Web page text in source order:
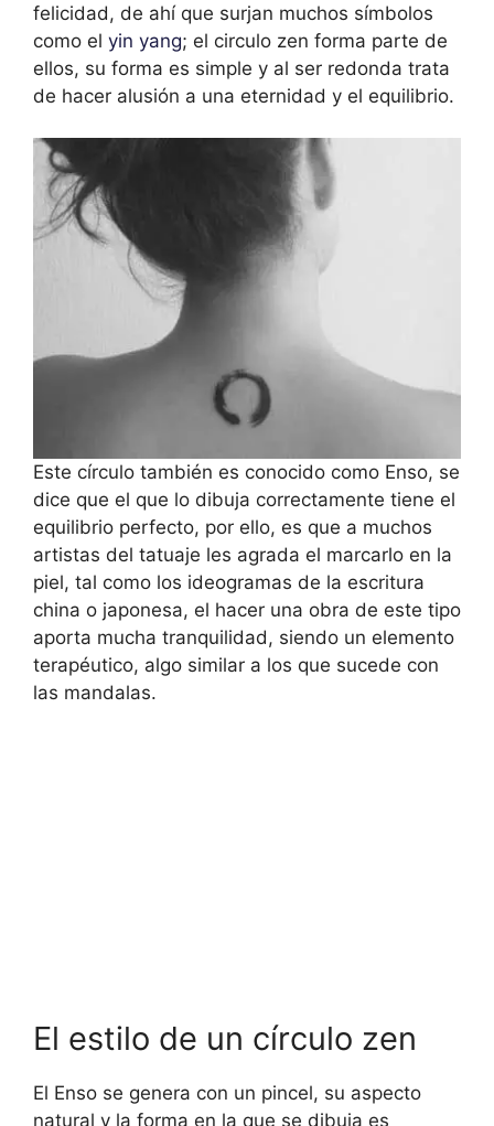
felicidad, de ahí que surjan muchos símbolos
como el yin yang; el circulo zen forma parte de
ellos, su forma es simple y al ser redonda trata
de hacer alusión a una eternidad y el equilibrio.
Este círculo también es conocido como Enso, se
dice que el que lo dibuja correctamente tiene el
equilibrio perfecto, por ello, es que a muchos
artistas del tatuaje les agrada el marcarlo en la
piel, tal como los ideogramas de la escritura
china o japonesa, el hacer una obra de este tipo
aporta mucha tranquilidad, siendo un elemento
terapéutico, algo similar a los que sucede con
las mandalas.
El estilo de un círculo zen
El Enso se genera con un pincel, su aspecto
natural y la forma en la que se dibuja es